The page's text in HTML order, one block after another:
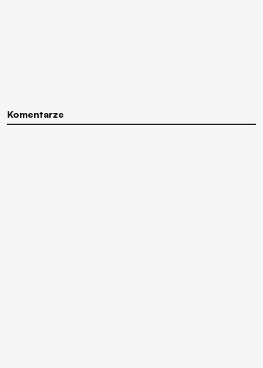
Komentarze